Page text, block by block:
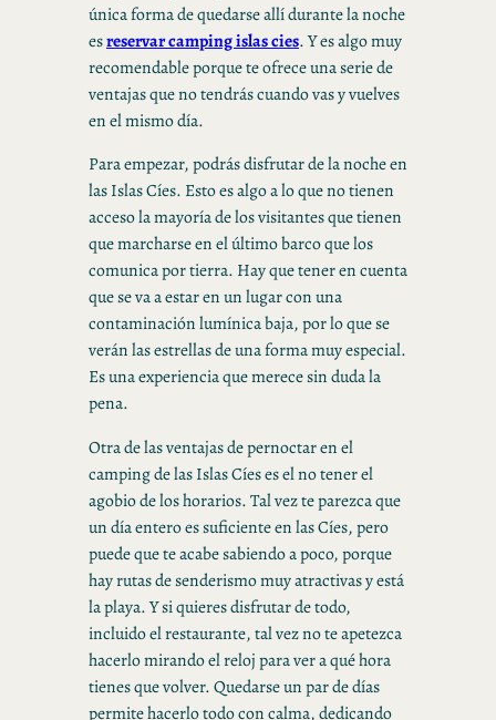
única forma de quedarse allí durante la noche
esreservar camping islas cies.Y es algo muy
recomendable porque te ofrece una serie de
ventajas que no tendrás cuando vas y vuelves
en el mismo día.
Para empezar, podrás disfrutar de la noche en
las Islas Cíes. Esto es algo a lo que no tienen
acceso la mayoría de los visitantes que tienen
que marcharse en el último barco que los
comunica por tierra. Hay que tener en cuenta
que se va a estar en un lugar con una
contaminación lumínica baja, por lo que se
verán las estrellas de una forma muy especial.
Es una experiencia que merece sin duda la
pena.
Otra de las ventajas de pernoctar en el
camping de las Islas Cíes es el no tener el
agobio de los horarios. Tal vez te parezca que
un día entero es suficiente en las Cíes, pero
puede que te acabe sabiendo a poco, porque
hay rutas de senderismo muy atractivas y está
la playa. Y si quieres disfrutar de todo,
incluido el restaurante, tal vez no te apetezca
hacerlo mirando el reloj para ver a qué hora
tienes que volver. Quedarse un par de días
permite hacerlo todo con calma, dedicando